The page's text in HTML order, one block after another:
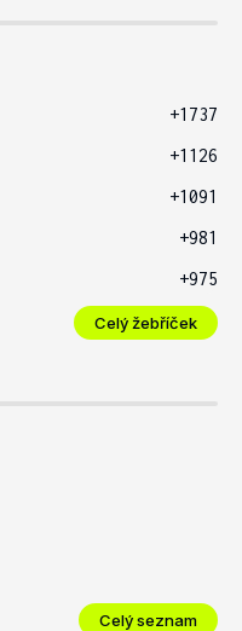
+1737
+1126
+1091
+981
+975
Celý žebříček
Celý seznam